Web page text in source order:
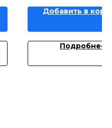
Добавить в
Подробнее